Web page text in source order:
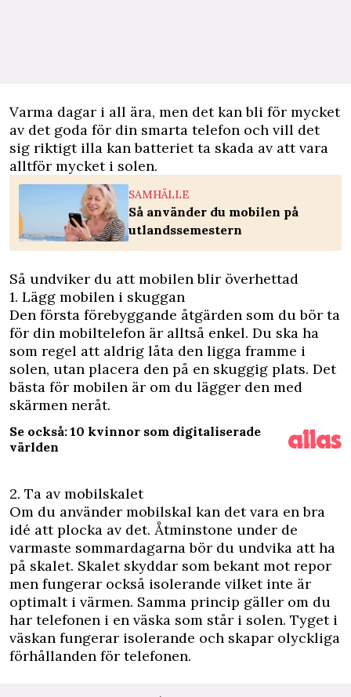
Varma dagar i all ära, men det kan bli för mycket
av det goda för din smarta telefon och vill det
sig riktigt illa kan batteriet ta skada av att vara
alltför mycket i solen.
SAMHÄLLE
Så använder du mobilen på
utlandssemestern
Så undviker du att mobilen blir överhettad
1. Lägg mobilen i skuggan
Den första förebyggande åtgärden som du bör ta
för din mobiltelefon är alltså enkel. Du ska ha
som regel att aldrig låta den ligga framme i
solen, utan placera den på en skuggig plats. Det
bästa för mobilen är om du lägger den med
skärmen neråt.
Se också: 10 kvinnor som digitaliserade
världen
2. Ta av mobilskalet
Om du använder mobilskal kan det vara en bra
idé att plocka av det. Åtminstone under de
varmaste sommardagarna bör du undvika att ha
på skalet. Skalet skyddar som bekant mot repor
men fungerar också isolerande vilket inte är
optimalt i värmen. Samma princip gäller om du
har telefonen i en väska som står i solen. Tyget i
väskan fungerar isolerande och skapar olyckliga
förhållanden för telefonen.